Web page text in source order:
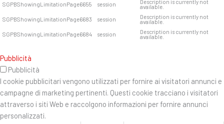
SGPBShowingLimitationPage6655
session Description is currently not
available.
SGPBShowingLimitationPage6683
session Description is currently not
available.
SGPBShowingLimitationPage6684
session Description is currently not
available.
Pubblicità
Pubblicità
I cookie pubblicitari vengono utilizzati per fornire ai visitatori annunci e
campagne di marketing pertinenti. Questi cookie tracciano i visitatori
attraverso i siti Web e raccolgono informazioni per fornire annunci
personalizzati.